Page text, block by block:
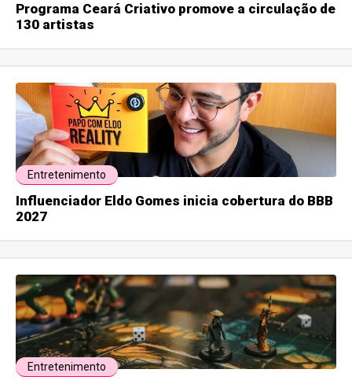
Programa Ceará Criativo promove a circulação de
130 artistas
Entretenimento
Influenciador Eldo Gomes inicia cobertura do BBB
2027
Entretenimento